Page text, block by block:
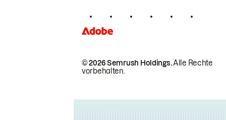
© 2026 Semrush Holdings.Alle Rechte
vorbehalten.